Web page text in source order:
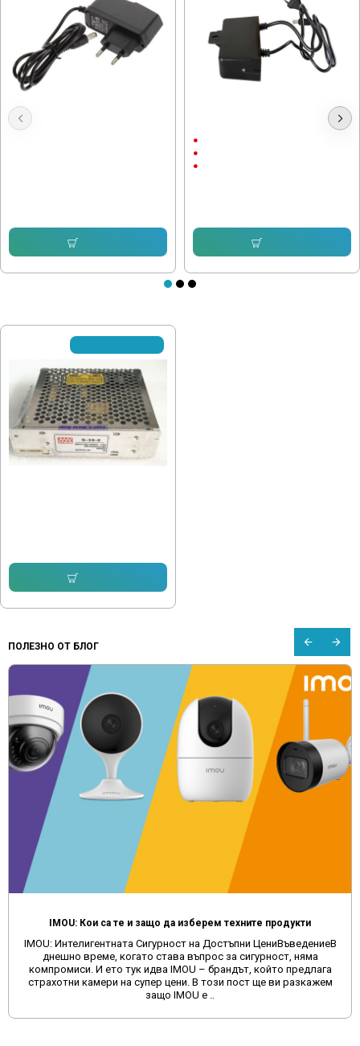
Адаптер 12V / 1A 5.5x2.5
ПОЛЕЗНО ОТ БЛОГ
IMOU: Кои са те и защо да изберем техните продукти
IMOU: Интелигентната Сигурност на Достъпни ЦениВъведениеВ
днешно време, когато става въпрос за сигурност, няма
компромиси. И ето тук идва IMOU – брандът, който предлага
страхотни камери на супер цени. В този пост ще ви разкажем
защо IMOU е ..